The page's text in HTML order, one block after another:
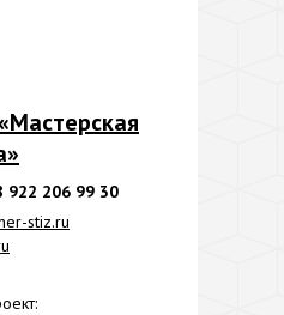
922 206 99 30
stiz.ru